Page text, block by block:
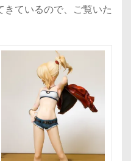
ているので、ご覧いた